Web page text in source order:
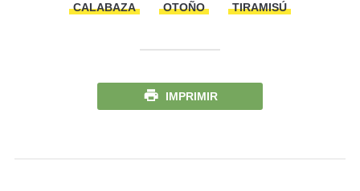
CALABAZA OTOÑO TIRAMISÚ
IMPRIMIR